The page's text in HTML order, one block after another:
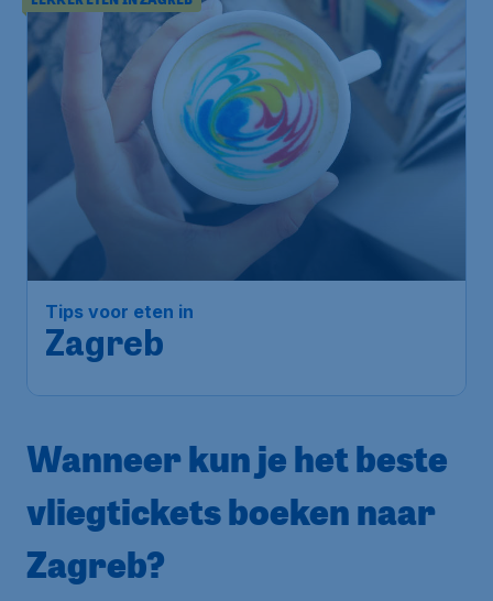
Tips voor eten in
Zagreb
Wanneer kun je het beste
vliegtickets boeken naar
Zagreb?